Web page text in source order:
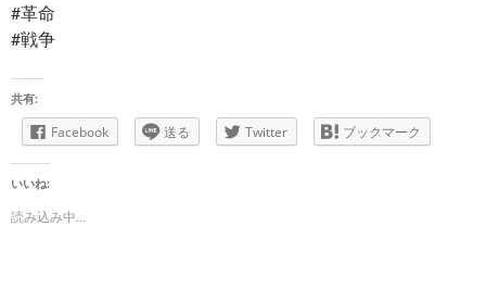
#革命
#戦争
共有:
Facebook 送る Twitter ブックマーク
いいね:
読み込み中...